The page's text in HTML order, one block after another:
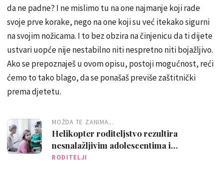
da ne padne? I ne mislimo tu na one najmanje koji rade
svoje prve korake, nego na one koji su već itekako sigurni
na svojim nožicama. I to bez obzira na činjenicu da ti dijete
ustvari uopće nije nestabilno niti nespretno niti bojažljivo.
Ako se prepoznaješ u ovom opisu, postoji mogućnost, reći
ćemo to tako blago, da se ponašaš previše zaštitnički
prema djetetu.
MOŽDA TE ZANIMA...
Helikopter roditeljstvo rezultira
nesnalažljivim adolescentima i
anksioznim odraslima
RODITELJI